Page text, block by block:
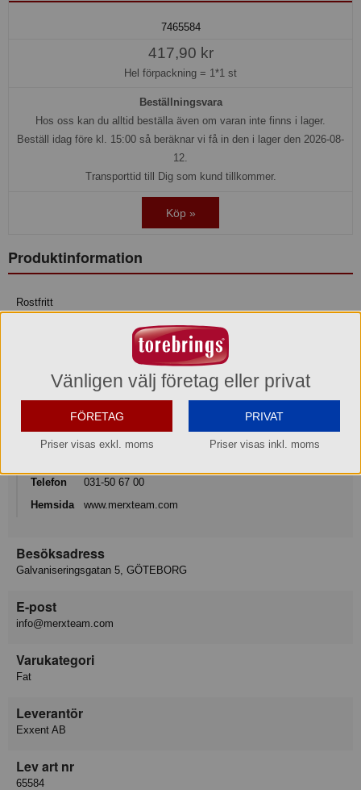
7465584
417,90 kr
Hel förpackning = 1*1 st
Beställningsvara
Hos oss kan du alltid beställa även om varan inte finns i lager.
Beställ idag före kl. 15:00 så beräknar vi få in den i lager den 2026-08-
12.
Transporttid till Dig som kund tillkommer.
Köp »
Produktinformation
Rostfritt
Mått/storlek: H 14 cm ø 33,5 cm
Varumärke
Konsumentkontakt
Telefon
031-50 67 00
Hemsida
www.merxteam.com
Besöksadress
Galvaniseringsgatan 5, GÖTEBORG
E-post
info@merxteam.com
Varukategori
Fat
Leverantör
Exxent AB
Lev art nr
65584
Vänligen välj företag eller privat
FÖRETAG
Priser visas exkl. moms
PRIVAT
Priser visas inkl. moms